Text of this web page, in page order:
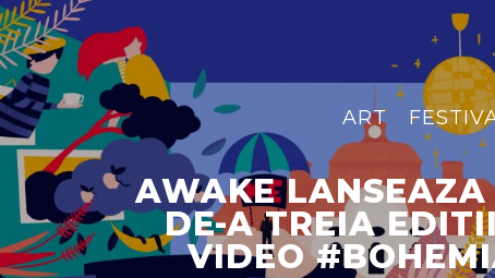
ART
AWAKE LANSEAZA
DE-A TREIA
VIDEO